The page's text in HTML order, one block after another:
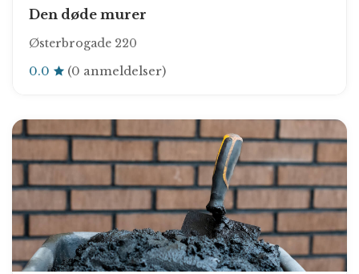
Den døde murer
Østerbrogade 220
0.0 (0 anmeldelser)